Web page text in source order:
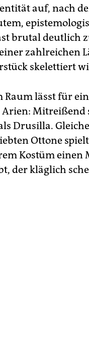
auf, nach
brutal deutlich
zahlreichen
skelettiert
Raum lässt für
Mitreißend
Drusilla.
Ottone
Kostüm einen
der kläglich